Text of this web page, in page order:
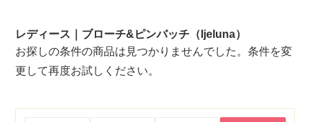
レディース｜ブローチ&ピンバッチ（Ijeluna）
お探しの条件の商品は見つかりませんでした。条件を変
更して再度お試しください。